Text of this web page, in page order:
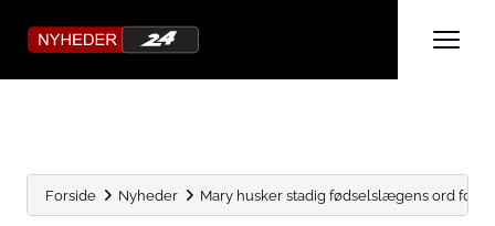
Forside Nyheder Mary husker stadig fødselslægens ord for 12